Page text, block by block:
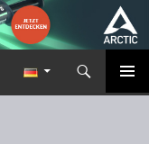
Portal